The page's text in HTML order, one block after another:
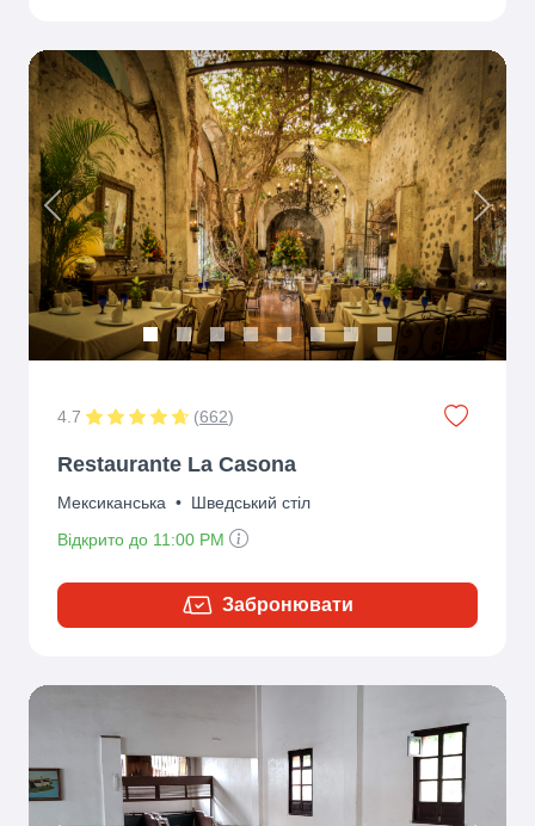
Previous Next
4.7 (662)
Restaurante La Casona
Мексиканська • Шведський стіл
Відкрито до 11:00 PM
Забронювати